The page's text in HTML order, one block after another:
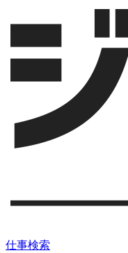
仕事検索